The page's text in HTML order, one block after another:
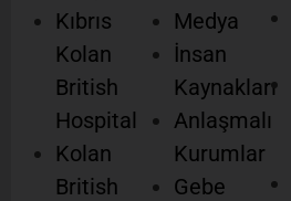
Kıbrıs
Kolan
British
Hospital
Kolan
British
Medya
İnsan
Kaynakları
Anlaşmalı
Kurumlar
Gebe